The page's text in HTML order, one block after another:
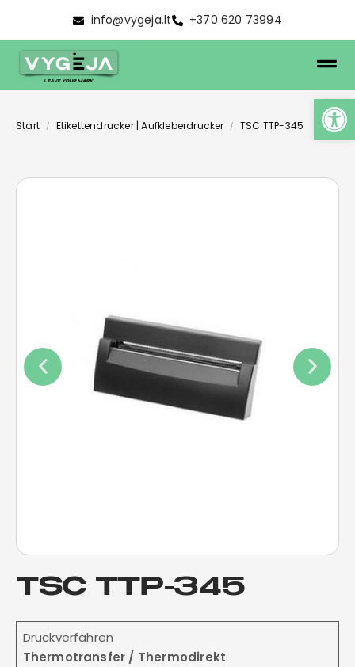
info@vygeja.lt +370 620 73994
Start / Etikettendrucker | Aufkleberdrucker / TSC TTP-345
TSC TTP-345
Druckverfahren
Thermotransfer / Thermodirekt